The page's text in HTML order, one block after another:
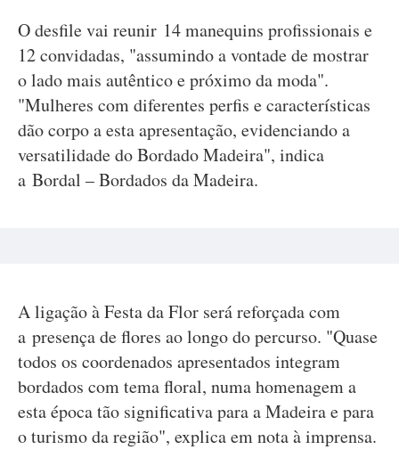
O desfile vai reunir 14 manequins profissionais e
12 convidadas, "assumindo a vontade de mostrar
o lado mais autêntico e próximo da moda".
"Mulheres com diferentes perfis e características
dão corpo a esta apresentação, evidenciando a
versatilidade do Bordado Madeira", indica
a Bordal – Bordados da Madeira.
A ligação à Festa da Flor será reforçada com
a presença de flores ao longo do percurso. "Quase
todos os coordenados apresentados integram
bordados com tema floral, numa homenagem a
esta época tão significativa para a Madeira e para
o turismo da região", explica em nota à imprensa.